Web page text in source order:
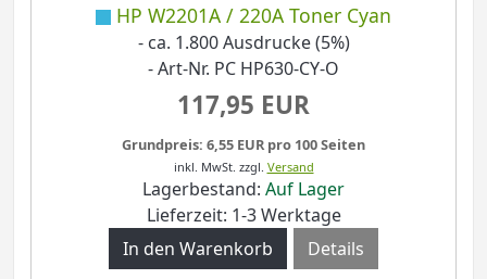
HP W2201A / 220A Toner Cyan
- ca. 1.800 Ausdrucke (5%)
- Art-Nr. PC HP630-CY-O
117,95 EUR
Grundpreis: 6,55 EUR pro 100 Seiten
inkl. MwSt. zzgl. Versand
Lagerbestand: Auf Lager
Lieferzeit: 1-3 Werktage
Details